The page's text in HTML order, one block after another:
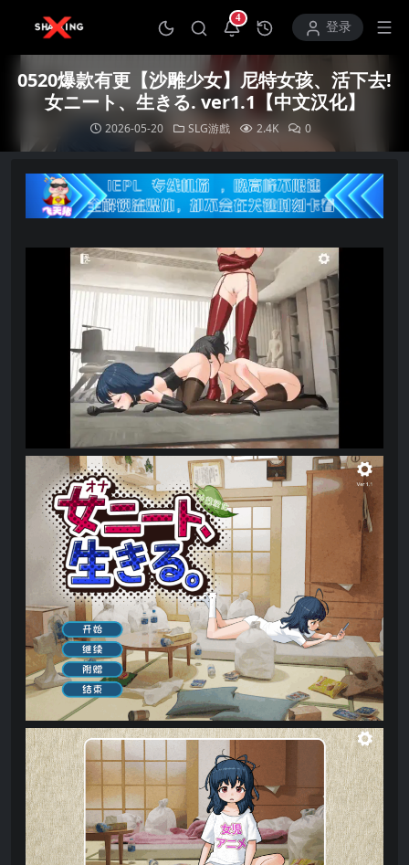
4
打开通知中心登录
0520爆款有更【沙雕少女】尼特女孩、活下去!
女ニート、生きる. ver1.1【中文汉化】
2026-05-20 SLG游戲 2.4K 0